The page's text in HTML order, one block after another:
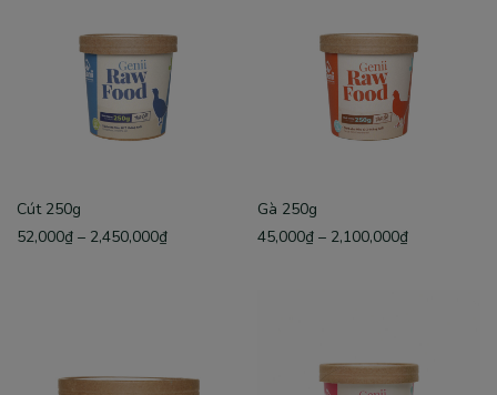
Cút 250g
52,000₫ – 2,450,000₫
Gà 250g
45,000₫ – 2,100,000₫